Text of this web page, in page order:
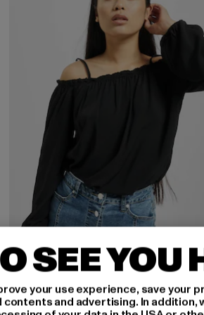
URBAN CLASSICS
Cold Shoulder
SEE YOU
your use experience, save your
and advertising. In